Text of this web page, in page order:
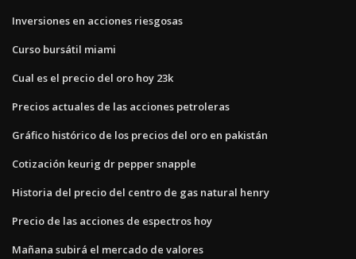
Inversiones en acciones riesgosas
Curso bursátil miami
Cual es el precio del oro hoy 23k
Precios actuales de las acciones petroleras
Gráfico histórico de los precios del oro en pakistán
Cotización keurig dr pepper snapple
Historia del precio del centro de gas natural henry
Precio de las acciones de espectros hoy
Mañana subirá el mercado de valores